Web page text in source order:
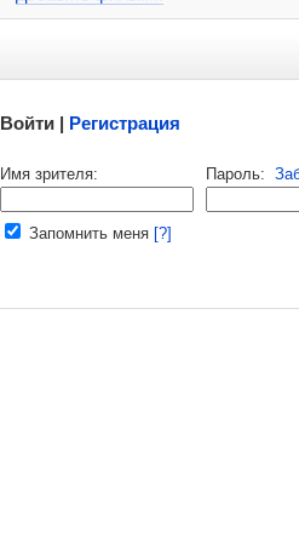
Войти | Регистрация
Имя зрителя: Пароль:
Запомнить меня [?]